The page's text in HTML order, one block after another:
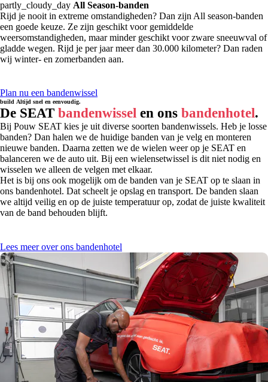
partly_cloudy_day All Season-banden
Rijd je nooit in extreme omstandigheden? Dan zijn All season-banden
een goede keuze. Ze zijn geschikt voor gemiddelde
weersomstandigheden, maar minder geschikt voor zware sneeuwval of
gladde wegen. Rijd je per jaar meer dan 30.000 kilometer? Dan raden
wij winter- en zomerbanden aan.
Plan nu een bandenwissel
build Altijd snel en eenvoudig.
De SEAT bandenwissel en ons bandenhotel.
Bij Pouw SEAT kies je uit diverse soorten bandenwissels. Heb je losse
banden? Dan halen we de huidige banden van je velg en monteren
nieuwe banden. Daarna zetten we de wielen weer op je SEAT en
balanceren we de auto uit. Bij een wielensetwissel is dit niet nodig en
wisselen we alleen de velgen met elkaar.
Het is bij ons ook mogelijk om de banden van je SEAT op te slaan in
ons bandenhotel. Dat scheelt je opslag en transport. De banden slaan
we altijd veilig en op de juiste temperatuur op, zodat de juiste kwaliteit
van de band behouden blijft.
Lees meer over ons bandenhotel